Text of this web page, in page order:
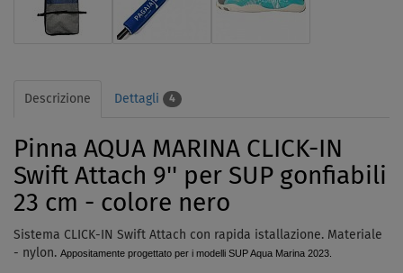
Descrizione Dettagli 4
Pinna AQUA MARINA CLICK-IN
Swift Attach 9'' per SUP gonfiabili
23 cm - colore nero
Sistema CLICK-IN Swift Attach con rapida istallazione. Materiale
- nylon. Appositamente progettato per i modelli SUP Aqua Marina 2023.